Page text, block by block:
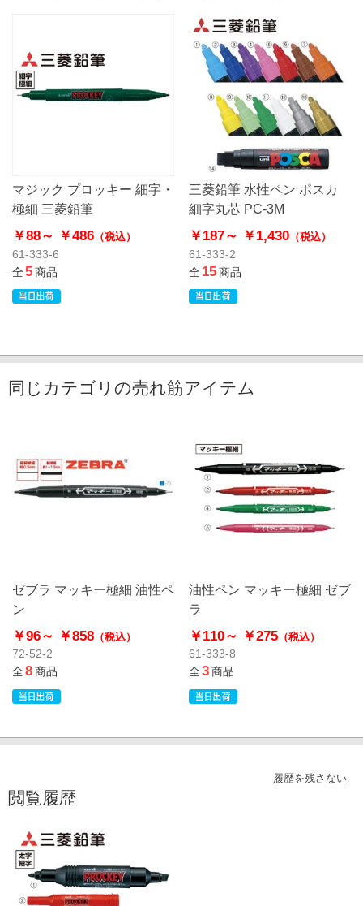
マジック プロッキー 細字・
極細 三菱鉛筆
￥88～ ￥486 （税込）
61-333-6
全5商品
三菱鉛筆 水性ペン ポスカ
細字丸芯 PC-3M
￥187～ ￥1,430（税込）
61-333-2
全15商品
同じカテゴリの売れ筋アイテム
ゼブラ マッキー極細 油性ペ
ン
￥96～ ￥858 （税込）
72-52-2
全8商品
油性ペン マッキー極細 ゼブ
ラ
￥110～ ￥275（税込）
61-333-8
全3商品
履歴を残さない
閲覧履歴